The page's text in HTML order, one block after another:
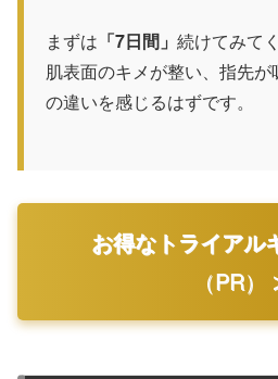
まずは 「7日間」 続けてみて
肌表面のキメが整い、指先が
の違いを感じるはずです。
お得なトライアル
（PR）